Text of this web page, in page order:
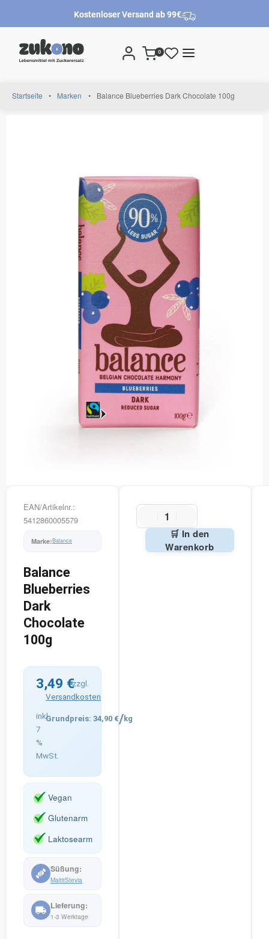
Kostenloser Versand ab 99€
0
Startseite • Marken • Balance Blueberries Dark Chocolate 100g
EAN/Artikelnr.:
5412860005579
Balance
Balance
Blueberries
Dark
Chocolate
100g
3,49 €
inkl.
7
%
MwSt.
zzgl.
Versandkosten
34,90 €/kg
Vegan
Glutenarm
Laktosearm
MaltitStevia
1-3 Werktage
🛒 In den
Warenkorb